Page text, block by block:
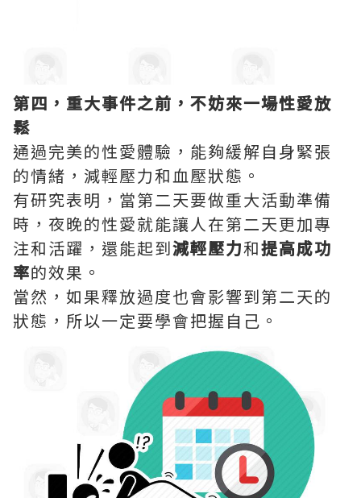
第四，重大事件之前，不妨來一場性愛放
鬆
通過完美的性愛體驗，能夠緩解自身緊張
的情緒，減輕壓力和血壓狀態。
有研究表明，當第二天要做重大活動準備
時，夜晚的性愛就能讓人在第二天更加專
注和活躍，還能起到減輕壓力和提高成功
率的效果。
當然，如果釋放過度也會影響到第二天的
狀態，所以一定要學會把握自己。